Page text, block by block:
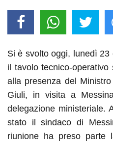
Si è svolto oggi, lunedì
il tavolo tecnico-
alla presenza del
Giuli, in visita a
delegazione ministeriale.
stato il sindaco di
riunione ha preso parte